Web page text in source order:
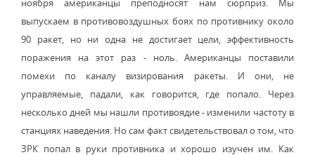
ноября американцы преподносят нам сюрприз. Мы
выпускаем в противовоздушных боях по противнику около
90 ракет, но ни одна не достигает цели, эффективность
поражения на этот раз - ноль. Американцы поставили
помехи по каналу визирования ракеты. И они, не
управляемые, падали, как говорится, где попало. Через
несколько дней мы нашли противоядие - изменили частоту в
станциях наведения. Но сам факт свидетельствовал о том, что
ЗРК попал в руки противника и хорошо изучен им. Как